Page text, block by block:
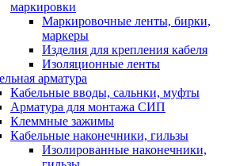
маркировки
Маркировочные ленты, бирки,
маркеры
Изделия для крепления кабеля
Изоляционные ленты
арматура
Кабельные вводы, сальнки, муфты
Арматура для монтажа СИП
Клеммные зажимы
Кабельные наконечники, гильзы
Изолированные наконечники,